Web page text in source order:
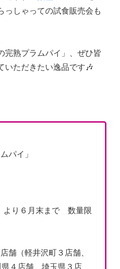
っしゃっての試食販売会も
完熟プラムパイ」、ぜひ皆
いただきたい逸品です🎶
パイ」
より６月末まで 数量限
舗（軽井沢町３店舗、
４店舗、埼玉県３店